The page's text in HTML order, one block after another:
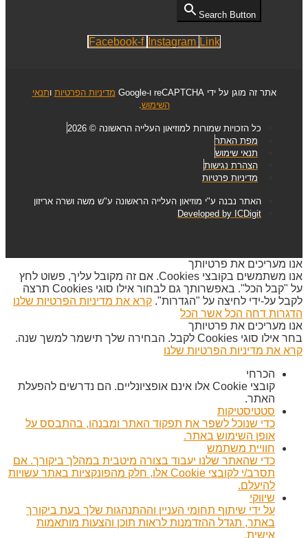
Search Button
Facebook-f Instagram Link
אתר זה מוגן על ידי reCAPTCHA ו-Google מדיניות הפרטיות ותנאי
השימוש
כל הזכויות שמורות למוזיאון העלייה הראשונה © 2026
מפת האתר
תנאי שימוש
הצהרת נגישות
מדיניות פרטיות
האתר נבנה ע"י מוזיאון העלייה הראשונה ע"ש משה ושרה אריזון
Developed by ICDigit
אנו מעריכים את פרטיותך
אנו משתמשים בקובצי Cookies. אם זה מקובל עליך, פשוט לחץ
על "קבל הכל". באפשרותך גם לבחור אילו סוגי Cookies תרצה
לקבל על-ידי לחיצה על "הגדרות". קרא את מדיניות הפרטיות שלנו
הדגרות דחה הכל אשר הכל
אנו מעריכים את פרטיותך
בחר אילו סוגי Cookies לקבל. הבחירה שלך תישמר למשך שנה.
קרא את מדיניות הפרטיות שלנו
הכרחי
קובצי Cookie אלו אינם אופציונליים. הם נדרשים להפעלת
האתר.
סטטיסטיקות
כדי שנוכל לשפר את תפקוד האתר ומבנהו, בהתבסס על
אופן השימוש באתר.
חוויית משתמש
כדי שהאתר שלנו יעבוד בצורה מיטבית במהלך ביקורך. אם
תסרב/י לקובצי Cookie אלו, חלק מהפונקציות באתר עשויות
להיעלם.
שיווקי
על ידי שיתוף תחומי העניין וההתנהגות שלך בעת ביקורך
באתר, תגדל ההזדמנות לראות תוכן והצעות מותאמות
אישית.